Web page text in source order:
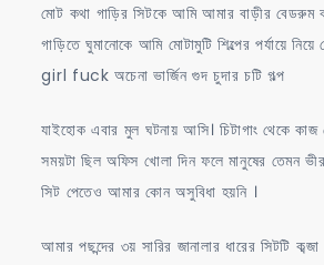
মোট কথা গাড়ির সিটকে আমি আমার বাড়ীর বেডরুম
গাড়িতে ঘুমানোকে আমি মোটামুটি শিল্পের পর্যায়ে
girl fuck অচেনা ভার্জিন গুদ চুদার চটি গল্প
যাইহোক এবার মুল ঘটনায় আসি। চিটাগাং থেকে কাজ
সময়টা ছিল অফিস খোলা দিন ফলে মানুষের তেমন
সিট পেতেও আমার কোন অসুবিধা হয়নি ।
আমার পছন্দের ৩য় সারির জানালার ধারের সিটটি